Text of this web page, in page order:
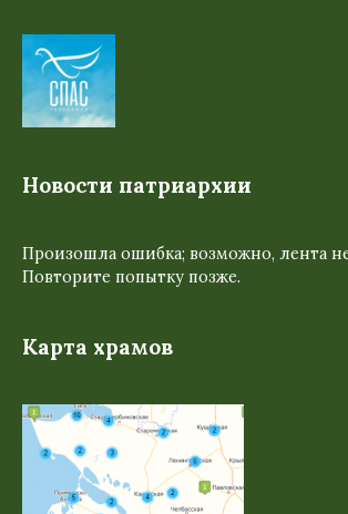
Новости патриархии
Произошла ошибка; возможно, лента
Повторите попытку позже.
Карта храмов